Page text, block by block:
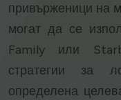
привърженици на
могат да се
Family или
стратегии за
определена